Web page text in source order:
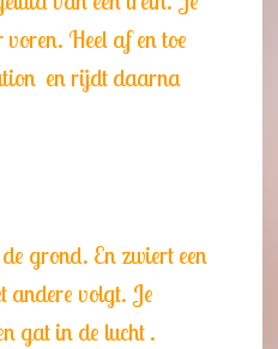
Heel af en toe
en rijdt daarna
grond. En zwiert een
andere volgt. Je
gat in de lucht .